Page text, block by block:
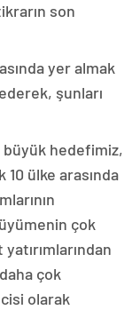
son
yer almak
şunları
büyük hedefimiz,
ülke arasında
çok
çok
olarak